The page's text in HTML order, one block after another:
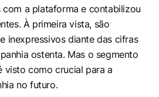
com a plataforma e contabilizou
À primeira vista, são
inexpressivos diante das cifras
ostenta. Mas o segmento
visto como crucial para a
no futuro.